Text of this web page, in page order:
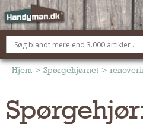
OM HANDYMAN.DK
FÅ 3 TILBUD
BOLIG KØBERÅDGIVNING
Hjem > Spørgehjørnet >